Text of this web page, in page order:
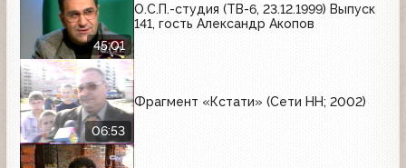
45:01
О.С.П.-студия (ТВ-6, 23.12.1999) Выпуск
141, гость Александр Акопов
06:53
Фрагмент «Кстати» (Сети НН; 2002)